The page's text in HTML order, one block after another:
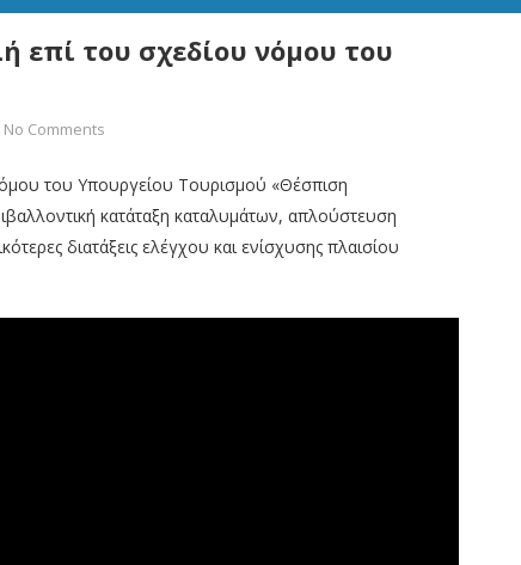
επί του σχεδίου νόμου του
No Comments
του Υπουργείου Τουρισμού «Θέσπιση
κατάταξη καταλυμάτων, απλούστευση
διατάξεις ελέγχου και ενίσχυσης πλαισίου